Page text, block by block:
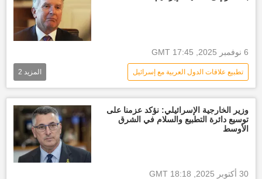
6 نوفمبر 2025, 17:45 GMT
تطبيع علاقات الدول العربية مع إسرائيل
أخبار العالم الآن العالم العربي
الولايات المتحدة الأمريكية
المزيد 2
وزير الخارجية الإسرائيلي: نؤكد عزمنا على
توسيع دائرة التطبيع والسلام في الشرق
الأوسط
30 أكتوبر 2025, 18:18 GMT